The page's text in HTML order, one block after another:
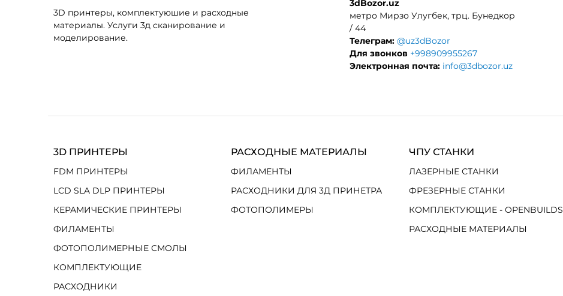
3D принтеры, комплектуюшие и расходные
материалы. Услуги 3д сканирование и
моделирование.
3dBozor.uz
метро Мирзо Улугбек, трц. Бунедкор
/ 44
Телеграм: @uz3dBozor
Для звонков +998909955267
Электронная почта: info@3dbozor.uz
3D ПРИНТЕРЫ
FDM ПРИНТЕРЫ
LCD SLA DLP ПРИНТЕРЫ
КЕРАМИЧЕСКИЕ ПРИНТЕРЫ
ФИЛАМЕНТЫ
ФОТОПОЛИМЕРНЫЕ СМОЛЫ
КОМПЛЕКТУЮЩИЕ
РАСХОДНИКИ
РАСХОДНЫЕ МАТЕРИАЛЫ
ФИЛАМЕНТЫ
РАСХОДНИКИ ДЛЯ 3Д ПРИНЕТРА
ФОТОПОЛИМЕРЫ
ЧПУ СТАНКИ
ЛАЗЕРНЫЕ СТАНКИ
ФРЕЗЕРНЫЕ СТАНКИ
КОМПЛЕКТУЮЩИЕ - OPENBUILDS
РАСХОДНЫЕ МАТЕРИАЛЫ